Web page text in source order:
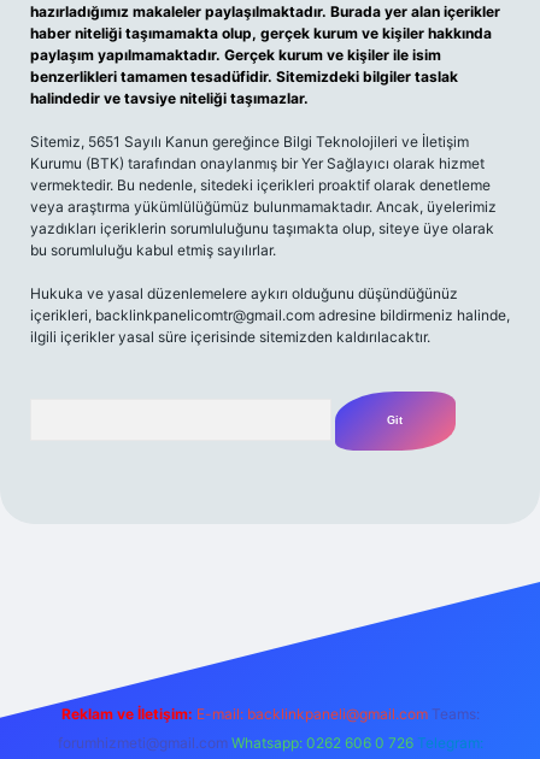
hazırladığımız makaleler paylaşılmaktadır. Burada yer alan içerikler
haber niteliği taşımamakta olup, gerçek kurum ve kişiler hakkında
paylaşım yapılmamaktadır. Gerçek kurum ve kişiler ile isim
benzerlikleri tamamen tesadüfidir. Sitemizdeki bilgiler taslak
halindedir ve tavsiye niteliği taşımazlar.
Sitemiz, 5651 Sayılı Kanun gereğince Bilgi Teknolojileri ve İletişim
Kurumu (BTK) tarafından onaylanmış bir Yer Sağlayıcı olarak hizmet
vermektedir. Bu nedenle, sitedeki içerikleri proaktif olarak denetleme
veya araştırma yükümlülüğümüz bulunmamaktadır. Ancak, üyelerimiz
yazdıkları içeriklerin sorumluluğunu taşımakta olup, siteye üye olarak
bu sorumluluğu kabul etmiş sayılırlar.
Hukuka ve yasal düzenlemelere aykırı olduğunu düşündüğünüz
içerikleri, backlinkpanelicomtr@gmail.com adresine bildirmeniz halinde,
ilgili içerikler yasal süre içerisinde sitemizden kaldırılacaktır.
Reklam ve İletişim: E-mail: backlinkpaneli@gmail.com Teams:
forumhizmeti@gmail.com Whatsapp: 0262 606 0 726 Telegram: